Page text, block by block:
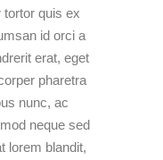
tortor quis ex
id orci a
erat, eget
pharetra
nunc, ac
neque sed
lorem blandit,